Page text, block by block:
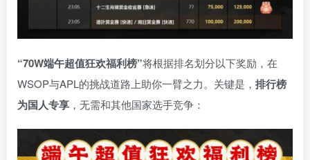
“70W端午超值狂欢福利榜”将根据排名划分以下奖励，在
WSOP与APL的挑战道路上助你一臂之力。 关键是， 排行榜
为国人专享 ，无需和其他国家选手竞争：